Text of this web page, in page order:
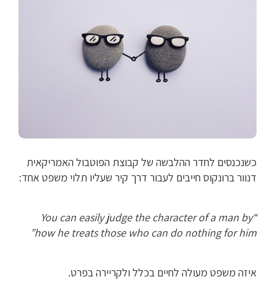
כשנכנסים לחדר ההלבשה של קבוצת הפוטבול האמריקאית
דנוור ברונקוס חייבים לעבור דרך קיר שעליו תלוי משפט אחד:
“You can easily judge the character of a man by
how he treats those who can do nothing for him”
איזה משפט מעולה לחיים בכלל ולקריירה בפרט.